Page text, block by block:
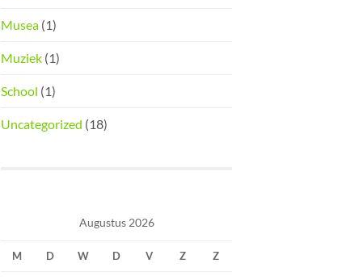
Musea (1)
Muziek (1)
School (1)
Uncategorized (18)
Augustus 2026
M D W D V Z Z